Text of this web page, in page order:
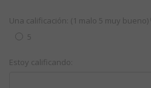
Una calificación: (1 malo 5 muy bueno)
5
Estoy calificando: